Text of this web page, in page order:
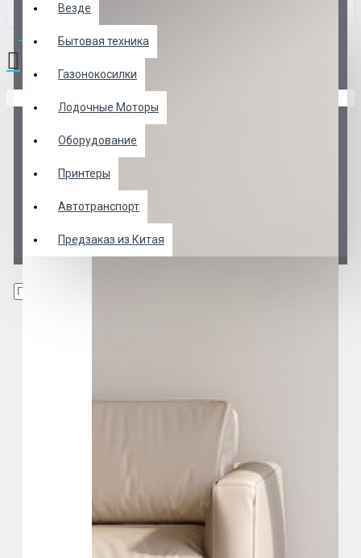
Везде
Бытовая техника
Газонокосилки
Лодочные Моторы
Оборудование
Принтеры
Автотранспорт
Предзаказ из Китая
0 товар(ов) - 0 р.